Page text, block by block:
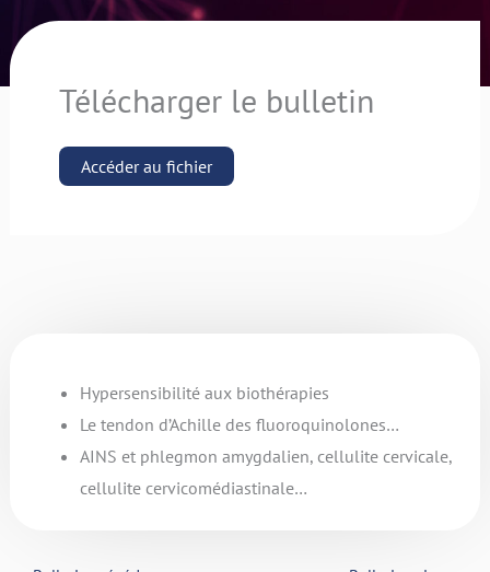
Hypersensibilité aux biothérapies
Le tendon d’Achille des fluoroquinolones…
AINS et phlegmon amygdalien, cellulite cervicale,
cellulite cervicomédiastinale…
Télécharger le bulletin
Accéder au fichier